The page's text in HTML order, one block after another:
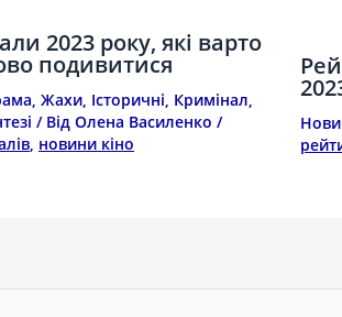
2023 року, які варто
подивитися
, Жахи, Історичні, Кримінал,
/ Від Олена Василенко /
, новини кіно